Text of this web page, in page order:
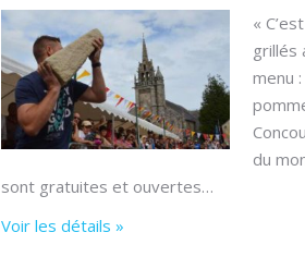
«
grillés
menu
du
sont gratuites et ouvertes…
Voir les détails »